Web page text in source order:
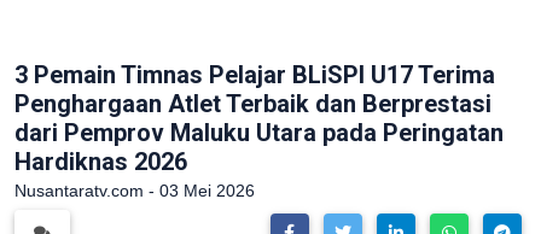
3 Pemain Timnas Pelajar BLiSPI U17 Terima
Penghargaan Atlet Terbaik dan Berprestasi
dari Pemprov Maluku Utara pada Peringatan
Hardiknas 2026
Nusantaratv.com - 03 Mei 2026